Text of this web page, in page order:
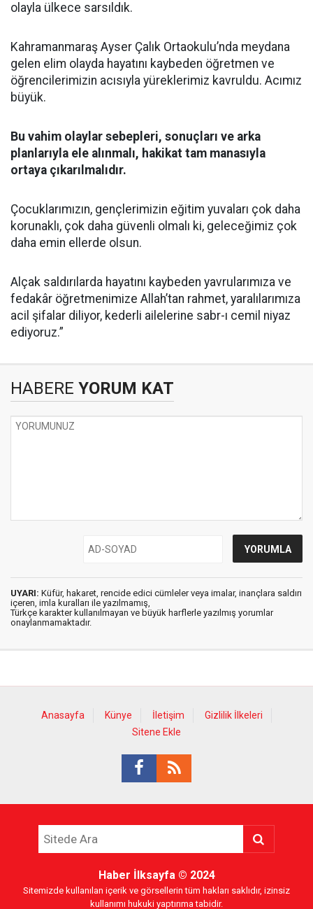
olayla ülkece sarsıldık.
Kahramanmaraş Ayser Çalık Ortaokulu’nda meydana
gelen elim olayda hayatını kaybeden öğretmen ve
öğrencilerimizin acısıyla yüreklerimiz kavruldu. Acımız
büyük.
Bu vahim olaylar sebepleri, sonuçları ve arka
planlarıyla ele alınmalı, hakikat tam manasıyla
ortaya çıkarılmalıdır.
Çocuklarımızın, gençlerimizin eğitim yuvaları çok daha
korunaklı, çok daha güvenli olmalı ki, geleceğimiz çok
daha emin ellerde olsun.
Alçak saldırılarda hayatını kaybeden yavrularımıza ve
fedakâr öğretmenimize Allah’tan rahmet, yaralılarımıza
acil şifalar diliyor, kederli ailelerine sabr-ı cemil niyaz
ediyoruz.”
HABERE YORUM KAT
UYARI: Küfür, hakaret, rencide edici cümleler veya imalar, inançlara saldırı
içeren, imla kuralları ile yazılmamış,
Türkçe karakter kullanılmayan ve büyük harflerle yazılmış yorumlar
onaylanmamaktadır.
Anasayfa Künye İletişim
Gizlilik İlkeleri
Sitene Ekle
Haber İlksayfa© 2024
Sitemizde kullanılan içerik ve görsellerin tüm hakları saklıdır, izinsiz
kullanımı hukuki yaptırıma tabidir.